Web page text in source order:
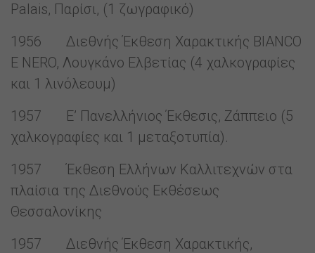
Palais, Παρίσι, (1 ζωγραφικό)
1956 Διεθνής Έκθεση Χαρακτικής ΒIANCΟ
Ε NERO, Λουγκάνο Ελβετίας (4 χαλκογραφίες
και 1 λινόλεουμ)
1957 Ε’ Πανελλήνιος Έκθεσις, Ζάππειο (5
χαλκογραφίες και 1 μεταξοτυπία).
1957 Έκθεση Ελλήνων Καλλιτεχνών στα
πλαίσια της Διεθνούς Εκθέσεως
Θεσσαλονίκης
1957 Διεθνής Έκθεση Χαρακτικής,